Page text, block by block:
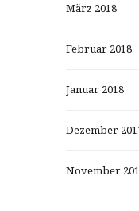
März 2018
Februar 2018
Januar 2018
Dezember
November